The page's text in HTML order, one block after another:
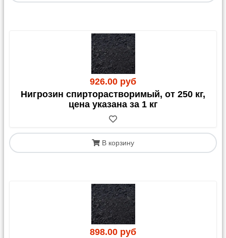
926.00 руб
Нигрозин спирторастворимый, от 250 кг,
цена указана за 1 кг
В корзину
898.00 руб